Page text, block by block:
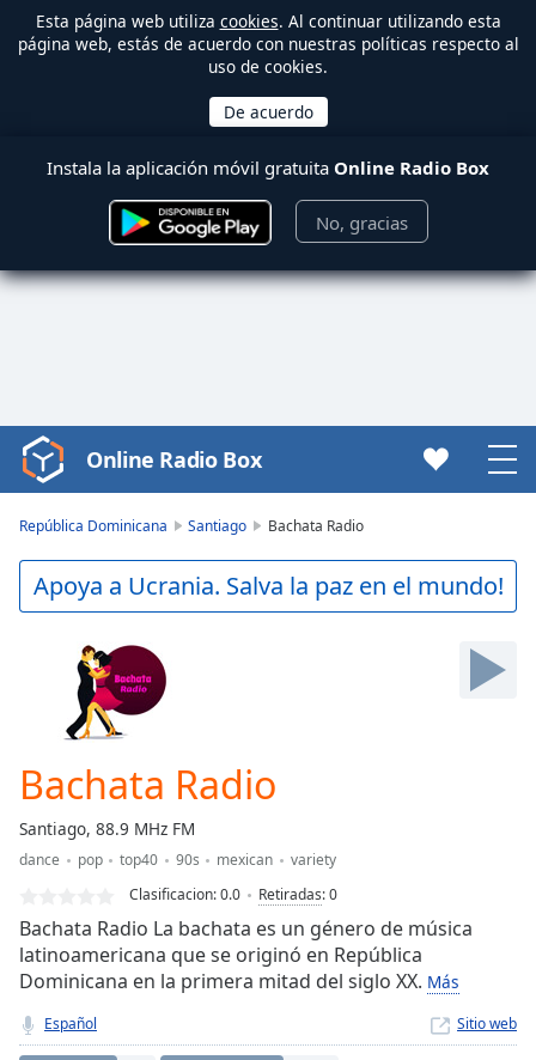
Esta página web utiliza cookies. Al continuar utilizando esta
página web, estás de acuerdo con nuestras políticas respecto al
uso de cookies.
Instala la aplicación móvil gratuita Online Radio Box
No, gracias
Video
Player
Play
Video
Backward
Current
Time0:00
Duration -:-
Loaded :
Stream
TypeLIVE
Seek to
currently
behind
liveLIVE
Online Radio Box
República Dominicana Santiago Bachata Radio
Apoya a Ucrania. Salva la paz en el mundo!
Bachata Radio
Santiago, 88.9 MHz FM
dance pop top40 90s mexican
variety
Clasificacion:0.0 Retiradas:0
Bachata Radio La bachata es un género de música
latinoamericana que se originó en República
Dominicana en la primera mitad del siglo XX. Más
Español Sitio web